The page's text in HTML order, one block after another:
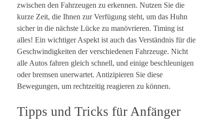
zwischen den Fahrzeugen zu erkennen. Nutzen Sie die
kurze Zeit, die Ihnen zur Verfügung steht, um das Huhn
sicher in die nächste Lücke zu manövrieren. Timing ist
alles! Ein wichtiger Aspekt ist auch das Verständnis für die
Geschwindigkeiten der verschiedenen Fahrzeuge. Nicht
alle Autos fahren gleich schnell, und einige beschleunigen
oder bremsen unerwartet. Antizipieren Sie diese
Bewegungen, um rechtzeitig reagieren zu können.
Tipps und Tricks für Anfänger